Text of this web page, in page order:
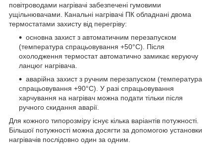
повітроводами нагрівачі забезпечені гумовими
ущільнювачами. Канальні нагрівачі ПК обладнані двома
термостатами захисту від перегріву:
основна захист з автоматичним перезапуском
(температура спрацьовування +50°С). Після
охолодження термостат автоматично замикає керуючу
ланцюг нагрівача.
аварійна захист з ручним перезапуском (температура
спрацьовування +90°С). У разі спрацьовування
харчування на нагрівач можна подати тільки після
ручного скидання аварії.
Для кожного типорозміру існує кілька варіантів потужності.
Більшої потужності можна досягти за допомогою установки
нагрівачів послідовно один за одним.